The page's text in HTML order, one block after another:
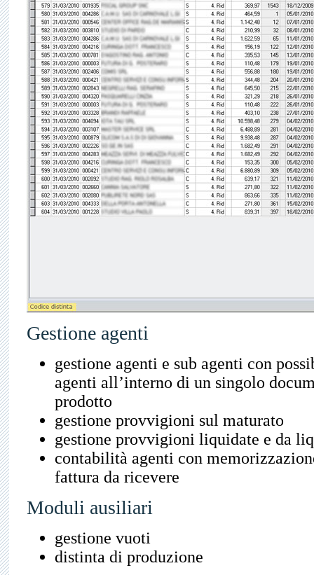
Gestione agenti
gestione agenti e sub agenti con
agenti all’interno di un singolo
prodotto
gestione provvigioni sul maturato
gestione provvigioni liquidate e da
contabilità agenti con
fattura da ricevere
Moduli ausiliari
gestione vuoti
distinta di produzione